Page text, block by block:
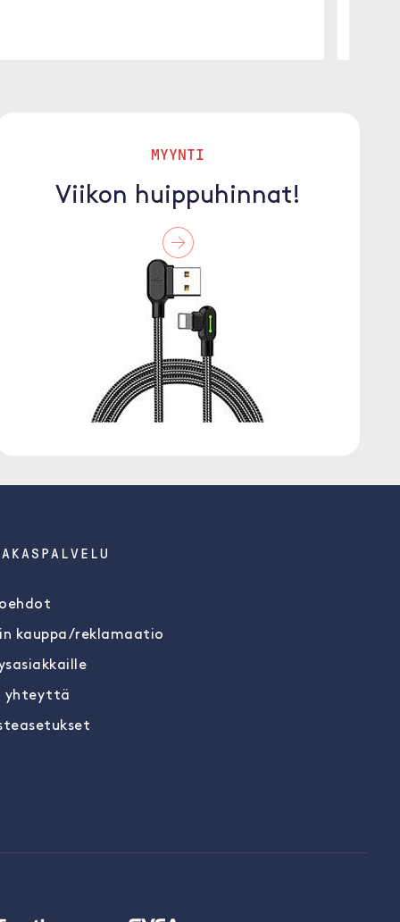
MYYNTI
Viikon huippuhinnat!
kauppa/reklamaatio
yhteyttä